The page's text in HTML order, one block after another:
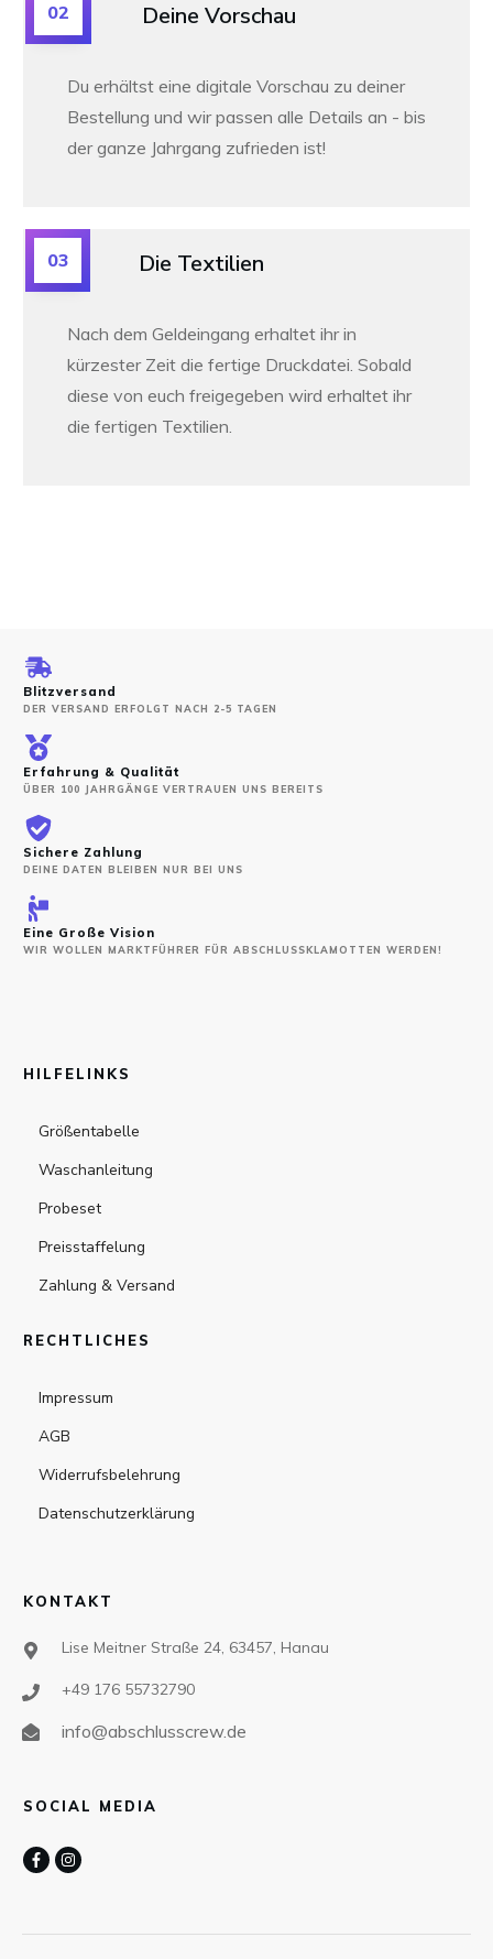
Deine Vorschau
02
Du erhältst eine digitale Vorschau zu deiner
Bestellung und wir passen alle Details an - bis
der ganze Jahrgang zufrieden ist!
Die Textilien
03
Nach dem Geldeingang erhaltet ihr in
kürzester Zeit die fertige Druckdatei. Sobald
diese von euch freigegeben wird erhaltet ihr
die fertigen Textilien.
Blitzversand
DER VERSAND ERFOLGT NACH 2-5 TAGEN
Erfahrung & Qualität
ÜBER 100 JAHRGÄNGE VERTRAUEN UNS BEREITS
Sichere Zahlung
DEINE DATEN BLEIBEN NUR BEI UNS
Eine Große Vision
WIR WOLLEN MARKTFÜHRER FÜR ABSCHLUSSKLAMOTTEN WERDEN!
HILFELINKS
Größentabelle
Waschanleitung
Probeset
Preisstaffelung
Zahlung & Versand
RECHTLICHES
Impressum
AGB
Widerrufsbelehrung
Datenschutzerklärung
KONTAKT
Lise Meitner Straße 24, 63457, Hanau
+49 176 55732790
info@abschlusscrew.de
SOCIAL MEDIA